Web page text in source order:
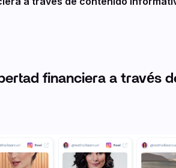
financiera a través